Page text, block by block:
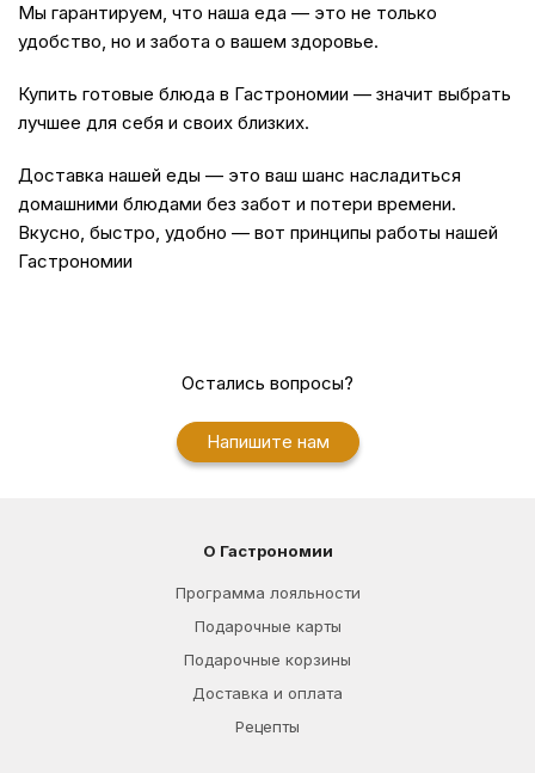
Мы гарантируем, что наша еда — это не только
удобство, но и забота о вашем здоровье.
Купить готовые блюда в Гастрономии — значит выбрать
лучшее для себя и своих близких.
Доставка нашей еды — это ваш шанс насладиться
домашними блюдами без забот и потери времени.
Вкусно, быстро, удобно — вот принципы работы нашей
Гастрономии
Остались вопросы?
Напишите нам
О Гастрономии
Программа лояльности
Подарочные карты
Подарочные корзины
Доставка и оплата
Рецепты